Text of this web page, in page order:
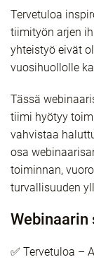
Tervetuloa
tiimityön arjen
yhteistyö eivät
vuosihuollolle
Tässä
tiimi hyötyy
vahvistaa
osa
toiminnan,
turvallisuuden
Webinaarin
✅ Tervetuloa –